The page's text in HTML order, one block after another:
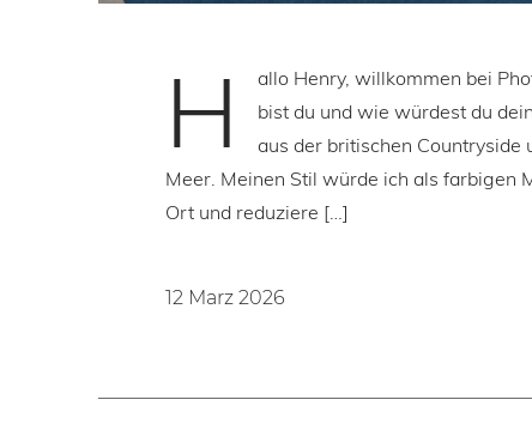
H
allo Henry, willkommen bei
bist du und wie würdest du
aus der britischen Countryside
Meer. Meinen Stil würde ich als farbigen
Ort und reduziere […]
12 Marz 2026